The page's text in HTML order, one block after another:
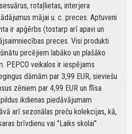
rotaļlietas, interjera
mājai u. c. preces. Aptuveni
ir apģērbs (tostarp arī apavi un
preces. Visi produkti
pircējiem labāko un plašāko
PEPCO veikalos ir iespējams
dāmām par 3,99 EUR, sieviešu
zēniem par 4,99 EUR un flīsa
ikdienas piedāvājumam
arī sezonālas preču kolekcijas, kā,
brīvdienu vai "Laiks skolai"